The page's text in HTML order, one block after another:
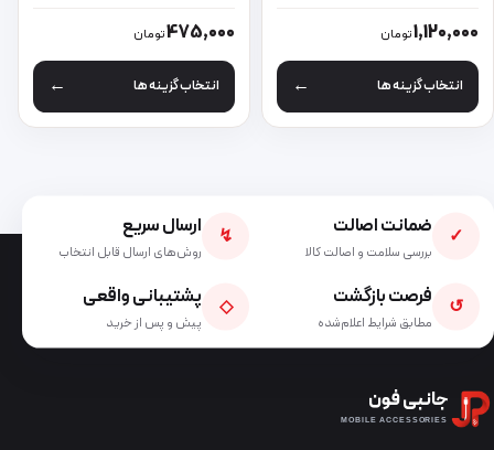
1,120,000تومان
انتخاب گزینه ها
این محصول دارای انواع مختلفی می باشد. گزینه ها ممکن است در
475,000تومان
انتخاب گزینه ها
این محصول دارای انواع
✓ ضمانت اصالت
بررسی سلامت و اصالت کالا
↯ ارسال سریع
روش‌های ارسال قابل انتخاب
↺ فرصت بازگشت
مطابق شرایط اعلام‌شده
◇ پشتیبانی واقعی
پیش و پس از خرید
جانبی فون
MOBILE ACCESSORIES